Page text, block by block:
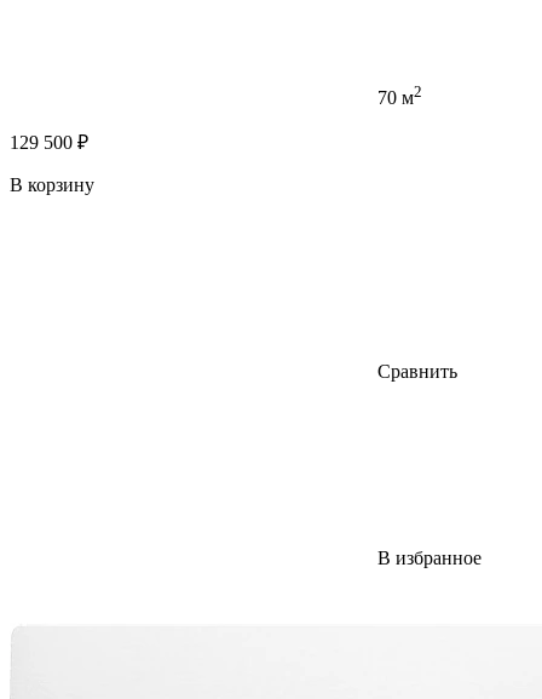
70 м2
129 500 ₽
В корзину
Сравнить
В избранное